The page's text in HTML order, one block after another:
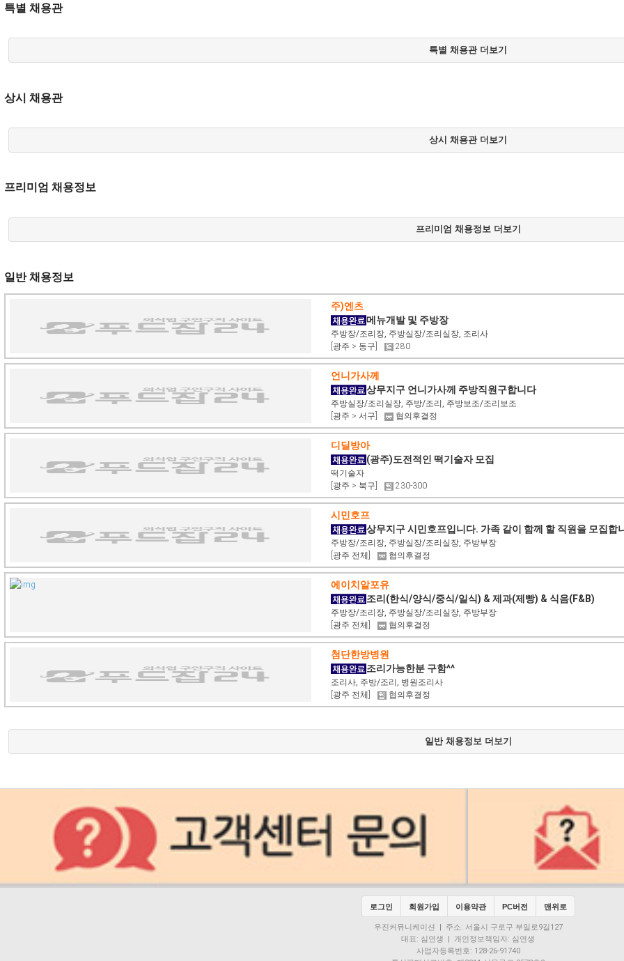
특별 채용관
특별 채용관 더보기
상시 채용관
상시 채용관 더보기
프리미엄 채용정보
프리미엄 채용정보 더보기
일반 채용정보
주)엔츠
메뉴개발 및 주방장
주방장/조리장, 주방실장/조리실장, 조리사
[광주 > 동구]
280
언니가사께
상무지구 언니가사께 주방직원구합니다
주방실장/조리실장, 주방/조리, 주방보조/조리보조
[광주 > 서구]
협의후결정
디딜방아
(광주)도전적인 떡기술자 모집
떡기술자
[광주 > 북구]
230-300
시민호프
상무지구 시민호프입니다. 가족 같이 함께 할 직원을 모집합
주방장/조리장, 주방실장/조리실장, 주방부장
[광주 전체]
협의후결정
에이치알포유
조리(한식/양식/중식/일식) & 제과(제빵) & 식음(F&B)
주방장/조리장, 주방실장/조리실장, 주방부장
[광주 전체]
협의후결정
첨단한방병원
조리가능한분 구함^^
조리사, 주방/조리, 병원조리사
[광주 전체]
협의후결정
일반 채용정보 더보기
로그인 회원가입 이용약관 PC버전 맨위로
우진커뮤니케이션 | 주소: 서울시 구로구 부일로9길127
대표: 심연생 | 개인정보책임자: 심연생
사업자등록번호: 128-26-91740